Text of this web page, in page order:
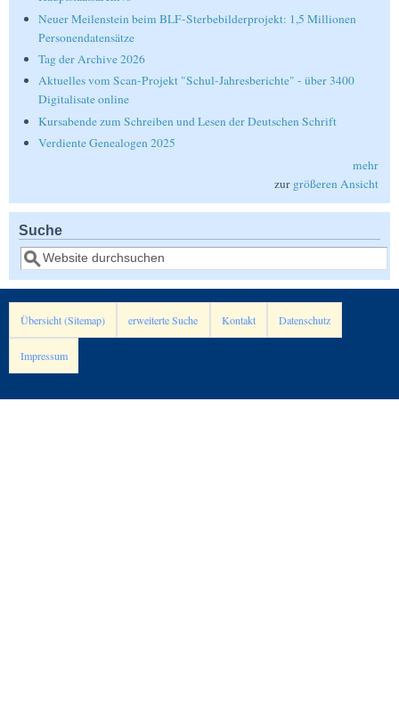
Neuer Meilenstein beim BLF-Sterbebilderprojekt: 1,5 Millionen
Personendatensätze
Tag der Archive 2026
Aktuelles vom Scan-Projekt "Schul-Jahresberichte" - über 3400
Digitalisate online
Kursabende zum Schreiben und Lesen der Deutschen Schrift
Verdiente Genealogen 2025
mehr
zur größeren Ansicht
Suche
Suche
Übersicht (Sitemap) erweiterte Suche Kontakt Datenschutz
Impressum